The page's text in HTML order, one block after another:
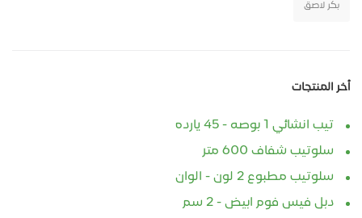
بكر لاصق
أخر المنتجات
تيب انشائي 1 بوصه - 45 يارده
سلوتيب شفاف 600 متر
سلوتيب مطبوع 2 لون - الوان
دبل فيس فوم ابيض - 2 سم